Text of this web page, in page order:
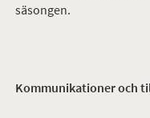
säsongen.
Kommunikationer och